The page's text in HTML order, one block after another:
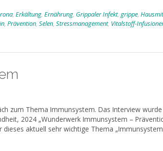
, Erkältung, Ernährung, Grippaler Infekt, grippe,
, Prävention, Selen, Stressmanagement, Vitalstoff-
zum Thema Immunsystem. Das Interview
2024 „Wunderwerk Immunsystem –
aktuell sehr wichtige Thema